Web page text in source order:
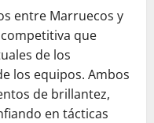
entre Marruecos y
que
de los
los equipos. Ambos
de brillantez,
en tácticas